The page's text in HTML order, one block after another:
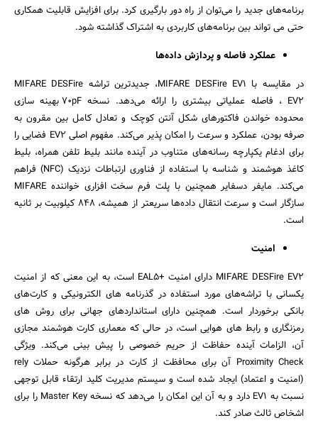
برنامه‌های جدید را می‌توان از راه دور بارگیری کرد. برای افزایش قابلیت همکاری
حتی می تواند بین برنامه‌های کاربردی به اشتراک گذاشته شود.
عملکرد فاصله و پردازش داده‌ها
در مقایسه با MIFARE DESFire EV1، جدیدترین تراشه MIFARE DESFire
EV2، فاصله عملیاتی بیشتری را ارائه می‌دهد. نسخه 70pF بهینه سازی
محدوده خواندن فاکتورهای شکل آنتن کوچک و تعادل کامل بین مقرون به
صرفه بودن، عملکرد و سرعت را امکان پذیر می‌کند. مفهوم اصلی EV2 فضایی را
برای ادغام یکپارچه رسانه‌های متناوب در آینده مانند بلیط تلفن همراه، بلیط
کاغذ هوشمند و شناسه با استفاده از فناوری ارتباطات نزدیک (NFC) فراهم
می‌کند. مایفر دسفایر همچنین با پلت فرم سخت افزاری خواننده MIFARE
سازگار است و سرعت انتقال داده‌ها سریعتر از همیشه، 848 کیلوبیت بر ثانیه
است.
امنیت
MIFARE DESFire EV2 دارای امنیت +EAL5 است، به این معنی که از امنیت
یکسانی با تراشه‌های مورد استفاده در گذرنامه های الکترونیکی و کارت‌های
بانکی برخوردار است. همچنین دارای استانداردهای جهانی برای روش های
رمزنگاری و رابط های هوایی است، در حالی که معماری کارت هوشمند مجازی
آن، الزامات آینده حفاظت از حریم خصوصی را پیش بینی می‌کند. ویژگی
Proximity Check آن برای محافظت از کارت در برابر هرگونه حملات rely
(امنیت و اعتماد) ایجاد شده است و سیستم مدیریت کلید ارتقاء قابل توجهی
نسبت به EV1 دارد و به آن این امکان را می‌دهد که نسخه Master Key را برای
اشخاص ثالث صادر کند.